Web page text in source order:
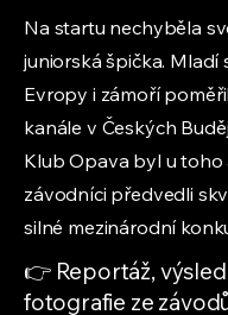
Na startu nechyběla
juniorská špička. Mladí
Evropy i zámoří
kanále v Českých
Klub Opava byl u toho
závodníci předvedli
silné mezinárodní
👉 Reportáž,
fotografie ze